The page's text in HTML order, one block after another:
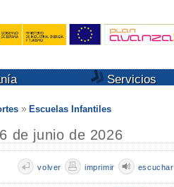
Servicios
Escuelas Infantiles
de junio de 2026
escuchar
imprimir
volver